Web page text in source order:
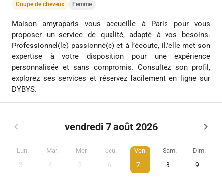
Coupe de cheveux Femme
Maison amyraparis vous accueille à Paris pour vous
proposer un service de qualité, adapté à vos besoins.
Professionnel(le) passionné(e) et à l’écoute, il/elle met son
expertise à votre disposition pour une expérience
personnalisée et sans compromis. Consultez son profil,
explorez ses services et réservez facilement en ligne sur
DYBYS.
vendredi 7 août 2026
Lun.
3
Mar.
4
Mer.
5
Jeu.
6
Ven.
7
Sam.
8
Dim.
9